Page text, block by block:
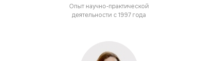
Опыт научно-практической
деятельности с 1997 года